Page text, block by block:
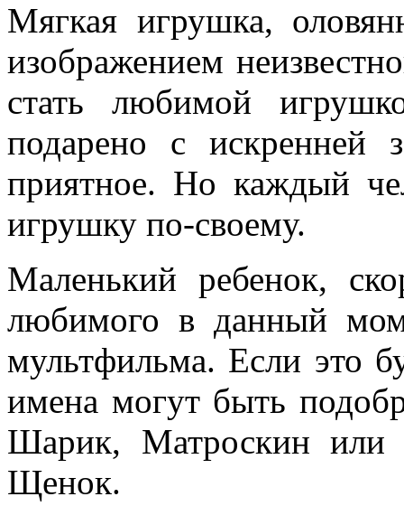
Мягкая игрушка,
изображением
стать любимой
подарено с искренней
приятное. Но каждый
игрушку по-своему.
Маленький ребенок,
любимого в данный
мультфильма. Если это
имена могут быть
Шарик, Матроскин или
Щенок.